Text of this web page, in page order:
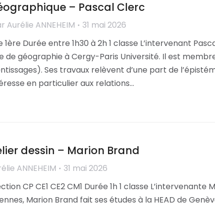
– Pascal Clerc
Aurélie ANNEHEIM
31 mai 2026
1ère Durée entre 1h30 à 2h 1 classe L’intervenant
de géographie à Cergy-Paris Université. Il est
Ses travaux relèvent d’une part de
en particulier aux relations…
dessin – Marion Brand
ANNEHEIM
31 mai 2026
CP CE1 CE2 CM1 Durée 1h 1 classe L’intervenante
Marion Brand fait ses études à la HEAD de